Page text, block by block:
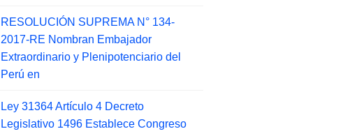
RESOLUCIÓN SUPREMA N° 134-
2017-RE Nombran Embajador
Extraordinario y Plenipotenciario del
Perú en
Ley 31364 Artículo 4 Decreto
Legislativo 1496 Establece Congreso